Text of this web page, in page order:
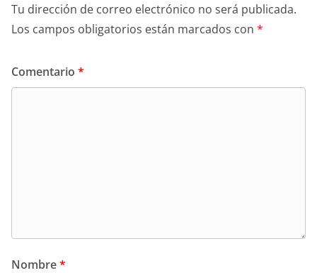
Tu dirección de correo electrónico no será publicada.
Los campos obligatorios están marcados con *
Comentario *
Nombre*